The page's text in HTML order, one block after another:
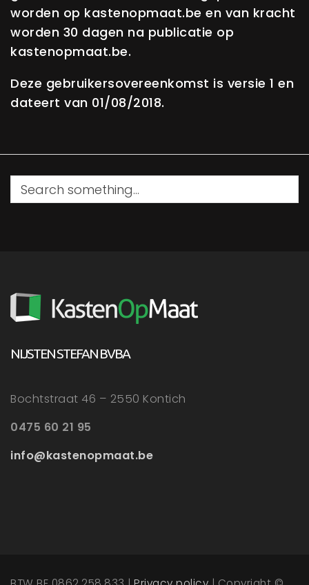
worden op kastenopmaat.be en van kracht
worden 30 dagen na publicatie op
kastenopmaat.be.
Deze gebruikersovereenkomst is versie 1 en
dateert van 01/08/2018.
e
NIJSTEN STEFAN BVBA
Bochtstraat 46 – 2550 Kontich
0475 60 21 95
info@kastenopmaat.be